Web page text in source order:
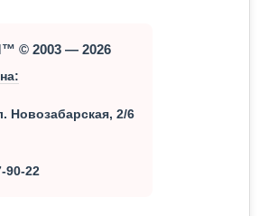
© 2003 — 2026
Новозабарская, 2/6
90-22